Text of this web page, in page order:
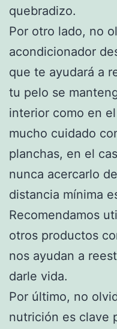
quebradizo.
Por otro lado, no
acondicionador
que te ayudará a
tu pelo se
interior como en
mucho cuidado
planchas, en el
nunca acercarlo
distancia mínima
Recomendamos
otros productos
nos ayudan a
darle vida.
Por último, no
nutrición es clave